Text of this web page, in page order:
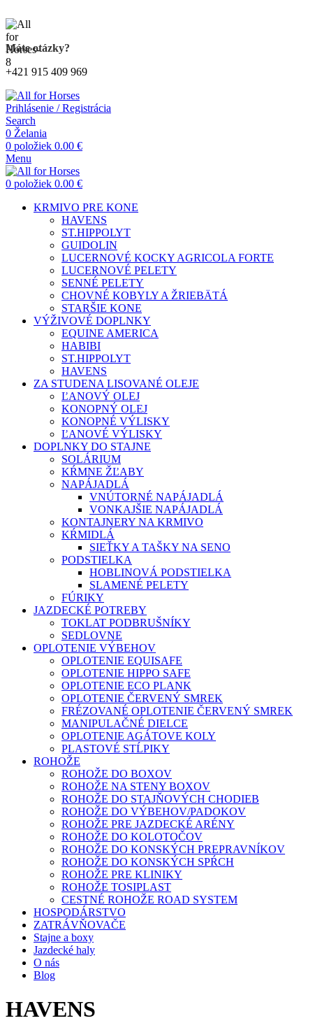
Máte otázky?
+421 915 409 969
Prihlásenie / Registrácia
Search
0 Želania
0 položiek 0.00 €
Menu
0 položiek 0.00 €
KRMIVO PRE KONE
HAVENS
ST.HIPPOLYT
GUIDOLIN
LUCERNOVÉ KOCKY AGRICOLA FORTE
LUCERNOVÉ PELETY
SENNÉ PELETY
CHOVNÉ KOBYLY A ŽRIEBÄTÁ
STARŠIE KONE
VÝŽIVOVÉ DOPLNKY
EQUINE AMERICA
HABIBI
ST.HIPPOLYT
HAVENS
ZA STUDENA LISOVANÉ OLEJE
ĽANOVÝ OLEJ
KONOPNÝ OLEJ
KONOPNÉ VÝLISKY
ĽANOVÉ VÝLISKY
DOPLNKY DO STAJNE
SOLÁRIUM
KŔMNE ŽĽABY
NAPÁJADLÁ
VNÚTORNÉ NAPÁJADLÁ
VONKAJŠIE NAPÁJADLÁ
KONTAJNERY NA KRMIVO
KŔMIDLÁ
SIEŤKY A TAŠKY NA SENO
PODSTIELKA
HOBLINOVÁ PODSTIELKA
SLAMENÉ PELETY
FÚRIKY
JAZDECKÉ POTREBY
TOKLAT PODBRUŠNÍKY
SEDLOVNE
OPLOTENIE VÝBEHOV
OPLOTENIE EQUISAFE
OPLOTENIE HIPPO SAFE
OPLOTENIE ECO PLANK
OPLOTENIE ČERVENÝ SMREK
FRÉZOVANÉ OPLOTENIE ČERVENÝ SMREK
MANIPULAČNÉ DIELCE
OPLOTENIE AGÁTOVE KOLY
PLASTOVÉ STĹPIKY
ROHOŽE
ROHOŽE DO BOXOV
ROHOŽE NA STENY BOXOV
ROHOŽE DO STAJŇOVÝCH CHODIEB
ROHOŽE DO VÝBEHOV/PADOKOV
ROHOŽE PRE JAZDECKÉ ARÉNY
ROHOŽE DO KOLOTOČOV
ROHOŽE DO KONSKÝCH PREPRAVNÍKOV
ROHOŽE DO KONSKÝCH SPŔCH
ROHOŽE PRE KLINIKY
ROHOŽE TOSIPLAST
CESTNÉ ROHOŽE ROAD SYSTEM
HOSPODÁRSTVO
ZATRÁVŇOVAČE
Stajne a boxy
Jazdecké haly
O nás
Blog
HAVENS